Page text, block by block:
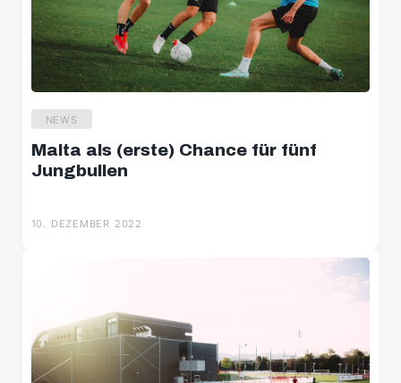
U9
NEWS
Malta als (erste) Chance für fünf
Jungbullen
10. DEZEMBER 2022